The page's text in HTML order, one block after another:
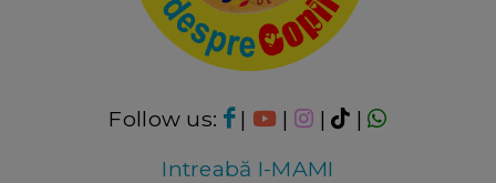
Follow us: | | |
|
Intreabă I-MAMI